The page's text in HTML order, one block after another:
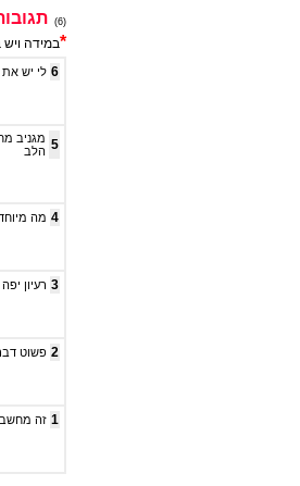
(6)
*במידה
לי יש את 6
מגניב
הלב 5
מה 4
רעיון 3
פשוט 2
זה מחשב 1